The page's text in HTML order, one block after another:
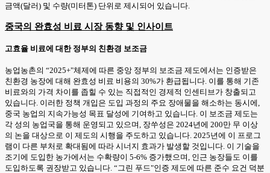
금액(달러) 및 수량(미터톤) 단위로 제시되어 있습니다.
중국의 완효성 비료 시장 동향 및 인사이트
고효율 비료에 대한 정부의 친환경 보조금
농업농촌의 “2025+"체제에 따른 중앙 정부의 보조금 제도에서는 인증받은
친환경 농장에 대해 완효성 비료 비용의 30%가 환급됩니다. 이를 통해 기존
비료와의 가격 차이를 좁힐 수 있는 직접적인 경제적 인센티브가 창출되고
있습니다. 이러한 정책 개입은 도입 과정의 주요 장애물을 해소하는 동시에,
중국 농업의 지속가능성 목표 달성에 기여하고 있습니다. 이 보조금 제도는
각 성의 농업국을 통해 운영되고 있으며, 장쑤성은 2024년에 200만 무 이상
의 논을 대상으로 이 제도의 시행을 주도하고 있습니다. 2025년에 이 프로그
램이 다른 부처로 확대됨에 따라 시너지 효과가 발생할 것입니다. 이 기술을
조기에 도입한 농가에서는 수확량이 5-6% 증가했으며, 인근 농장들도 이를
도입하도록 권장받고 있습니다. “그린 푸드"인증 제도에 따른 준수 요건 덕분